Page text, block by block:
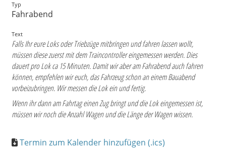
Typ
Fahrabend
Text
Falls Ihr eure Loks oder Triebzüge mitbringen und fahren lassen wollt,
müssen diese zuerst mit dem Traincontroller eingemessen werden. Dies
dauert pro Lok ca 15 Minuten. Damit wir aber am Fahrabend auch fahren
können, empfehlen wir euch, das Fahrzeug schon an einem Bauabend
vorbeizubringen. Wir messen die Lok ein und fertig.
Wenn ihr dann am Fahrtag einen Zug bringt und die Lok eingemessen ist,
müssen wir noch die Anzahl Wagen und die Länge der Wagen wissen.
Termin zum Kalender hinzufügen (.ics)